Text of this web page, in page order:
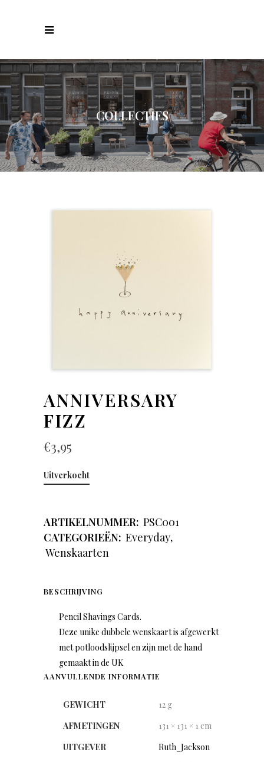
COLLECTIES
ANNIVERSARY
FIZZ
€3,95
Uitverkocht
ARTIKELNUMMER: PSC001
CATEGORIEËN: Everyday,
Wenskaarten
BESCHRIJVING
Pencil Shavings Cards.
Deze unike dubbele wenskaart is afgewerkt
met potloodslijpsel en zijn met de hand
gemaakt in de UK
AANVULLENDE INFORMATIE
GEWICHT
12 g
AFMETINGEN
131 × 131 × 1 cm
UITGEVER
Ruth_Jackson